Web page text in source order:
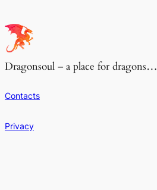
Dragonsoul – a place for dragons…
Contacts
Privacy